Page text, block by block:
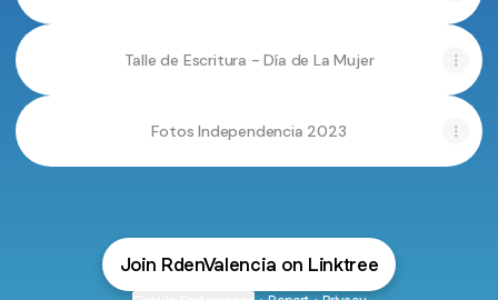
Talle de Escritura - Día de La Mujer
Fotos Independencia 2023
Join RdenValencia on Linktree